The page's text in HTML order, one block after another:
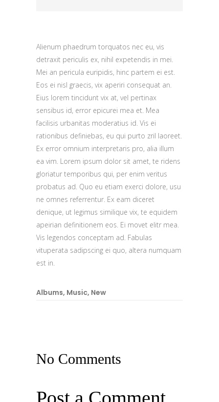
Alienum phaedrum torquatos nec eu, vis
detraxit periculis ex, nihil expetendis in mei.
Mei an pericula euripidis, hinc partem ei est.
Eos ei nisl graecis, vix aperiri consequat an.
Eius lorem tincidunt vix at, vel pertinax
sensibus id, error epicurei mea et. Mea
facilisis urbanitas moderatius id. Vis ei
rationibus definiebas, eu qui purto zril laoreet.
Ex error omnium interpretaris pro, alia illum
ea vim. Lorem ipsum dolor sit amet, te ridens
gloriatur temporibus qui, per enim veritus
probatus ad. Quo eu etiam exerci dolore, usu
ne omnes referrentur. Ex eam diceret
denique, ut legimus similique vix, te equidem
apeirian definitionem eos. Ei movet elitr mea.
Vis legendos conceptam ad. Fabulas
vituperata sadipscing ei quo, altera numquam
est in.
Albums, Music, New
No Comments